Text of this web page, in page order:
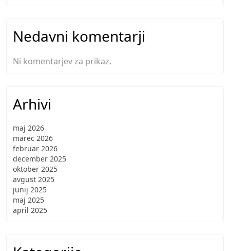
Nedavni komentarji
Ni komentarjev za prikaz.
Arhivi
maj 2026
marec 2026
februar 2026
december 2025
oktober 2025
avgust 2025
junij 2025
maj 2025
april 2025